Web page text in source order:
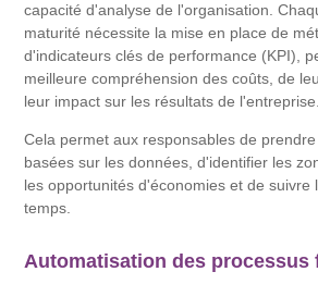
capacité d'analyse de l'organisation.
maturité nécessite la mise en place de
d'indicateurs clés de performance (KPI),
meilleure compréhension des coûts, de
leur impact sur les résultats de l'entreprise.
Cela permet aux responsables de
basées sur les données, d'identifier les
les opportunités d'économies et de suivre
temps.
Automatisation des processus